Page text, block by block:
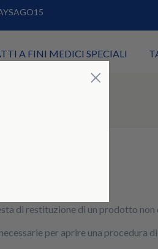
×
di restituzione di un prodotto
per aprire una procedura
A FINI MEDICI SPECIALI